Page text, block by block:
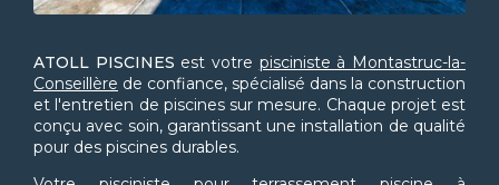
ATOLL PISCINES est votre pisciniste à Montastruc-la-
Conseillère de confiance, spécialisé dans la construction
et l'entretien de piscines sur mesure. Chaque projet est
conçu avec soin, garantissant une installation de qualité
pour des piscines durables.